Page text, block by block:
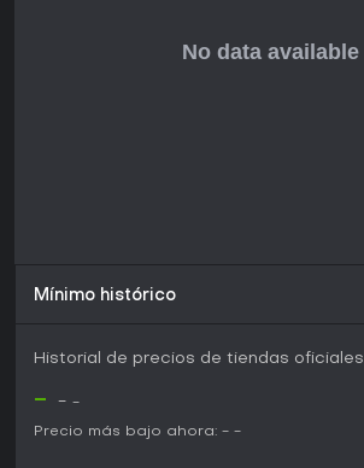
Mínimo histórico
Historial de precios de tiendas oficiales
- - -
Precio más bajo ahora: - -